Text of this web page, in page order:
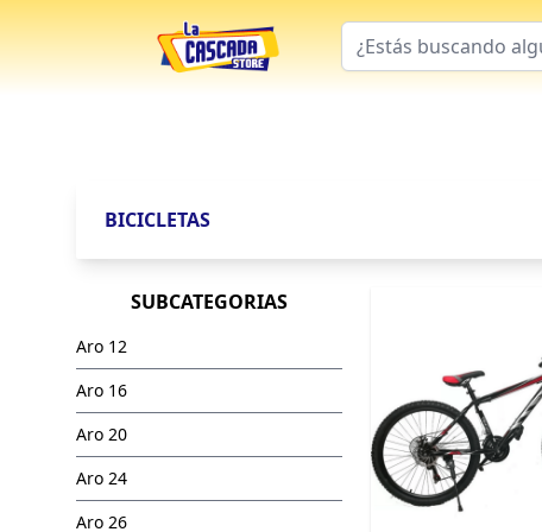
BICICLETAS
SUBCATEGORIAS
Aro 12
Aro 16
Aro 20
Aro 24
Aro 26